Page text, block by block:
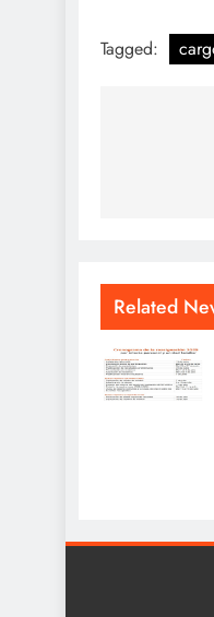
Tagged:
Related